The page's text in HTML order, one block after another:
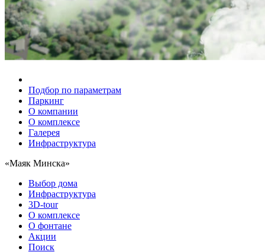
Подбор по параметрам
Паркинг
О компании
О комплексе
Галерея
Инфраструктура
«Маяк Минска»
Выбор дома
Инфраструктура
3D-tour
О комплексе
О фонтане
Акции
Поиск